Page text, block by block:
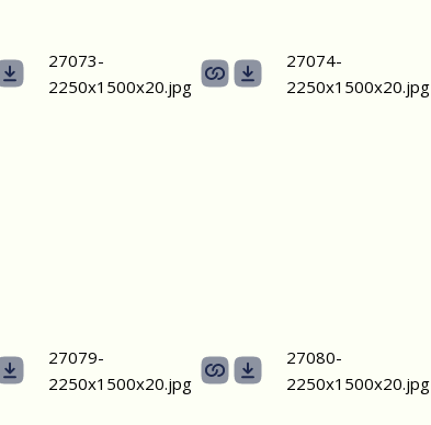
27073-
2250х1500х20.jpg
27074-
2250х1500х20.jpg
27079-
2250х1500х20.jpg
27080-
2250х1500х20.jpg